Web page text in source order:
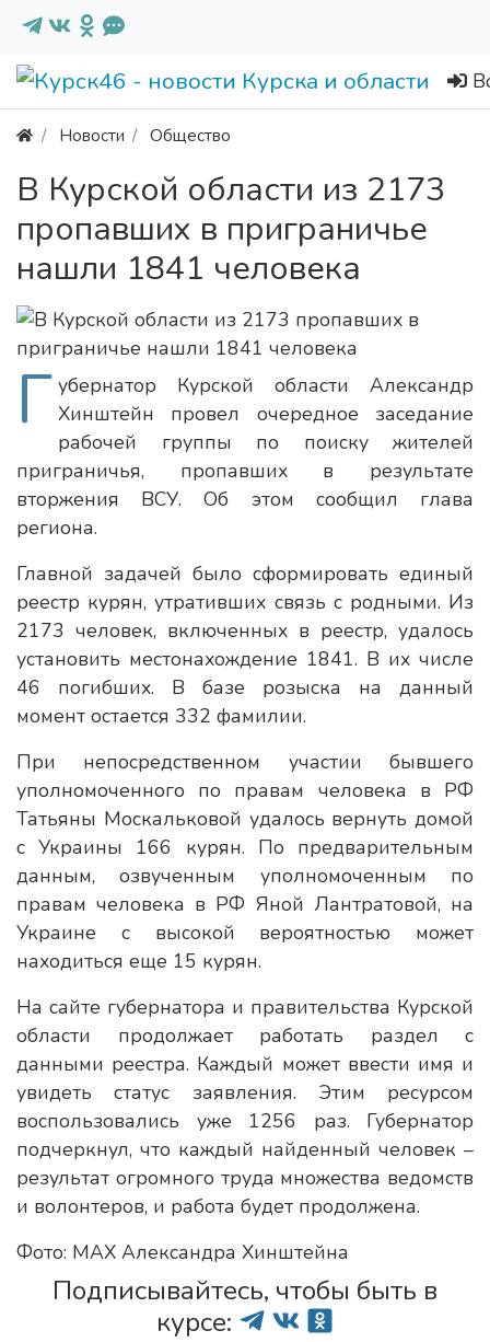
Новости Общество
В Курской области из 2173
пропавших в приграничье
нашли 1841 человека
Г убернатор Курской области Александр
Хинштейн провел очередное заседание
рабочей группы по поиску жителей
приграничья, пропавших в результате
вторжения ВСУ. Об этом сообщил глава
региона.
Главной задачей было сформировать единый
реестр курян, утративших связь с родными. Из
2173 человек, включенных в реестр, удалось
установить местонахождение 1841. В их числе
46 погибших. В базе розыска на данный
момент остается 332 фамилии.
При непосредственном участии бывшего
уполномоченного по правам человека в РФ
Татьяны Москальковой удалось вернуть домой
с Украины 166 курян. По предварительным
данным, озвученным уполномоченным по
правам человека в РФ Яной Лантратовой, на
Украине с высокой вероятностью может
находиться еще 15 курян.
На сайте губернатора и правительства Курской
области продолжает работать раздел с
данными реестра. Каждый может ввести имя и
увидеть статус заявления. Этим ресурсом
воспользовались уже 1256 раз. Губернатор
подчеркнул, что каждый найденный человек –
результат огромного труда множества ведомств
и волонтеров, и работа будет продолжена.
Фото: MAX Александра Хинштейна
Подписывайтесь, чтобы быть в
курсе: